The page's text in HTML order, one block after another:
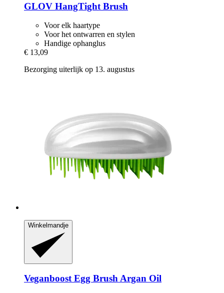
GLOV HangTight Brush
Voor elk haartype
Voor het ontwarren en stylen
Handige ophanglus
€ 13,09
Bezorging uiterlijk op 13. augustus
Winkelmandje
VeganboostEgg Brush Argan Oil